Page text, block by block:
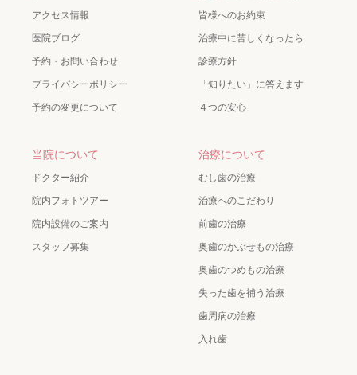
アクセス情報
医院ブログ
予約・お問い合わせ
プライバシーポリシー
予約の変更について
皆様へのお約束
治療中に苦しくなったら
診療方針
「知りたい」に答えます
４つの安心
当院について
ドクター紹介
院内フォトツアー
院内設備のご案内
スタッフ募集
治療について
むし歯の治療
治療へのこだわり
前歯の治療
奥歯のかぶせもの治療
奥歯のつめもの治療
失った歯を補う治療
歯周病の治療
入れ歯